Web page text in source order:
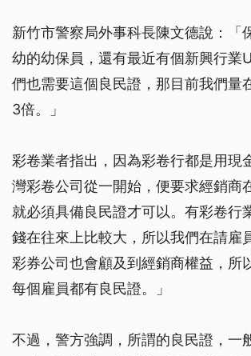
新竹市警察局外事科長陳文德說：「
幼的幼保員，還有最近有個新興行業
們也需要這個良民證，那目前我們量
3倍。」
彩卷業者指出，因為彩卷行都是用現
灣彩卷公司從一開始，便要求經銷商
就必須具備良民證才可以。有彩卷行
錢在往來上比較大，所以我們在請雇
彩券公司也會顧及到經銷商權益，所
每個雇員都有良民證。」
不過，警方強調，所謂的良民證，一